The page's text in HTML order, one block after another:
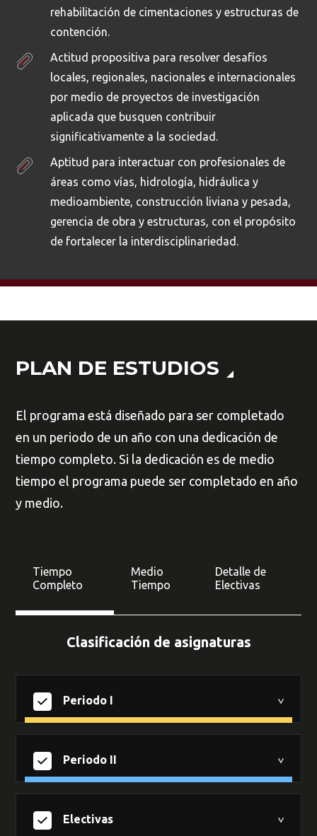
rehabilitación de cimentaciones y estructuras de
contención.
Actitud propositiva para resolver desafíos
locales, regionales, nacionales e internacionales
por medio de proyectos de investigación
aplicada que busquen contribuir
significativamente a la sociedad.
Aptitud para interactuar con profesionales de
áreas como vías, hidrología, hidráulica y
medioambiente, construcción liviana y pesada,
gerencia de obra y estructuras, con el propósito
de fortalecer la interdisciplinariedad.
PLAN DE ESTUDIOS
El programa está diseñado para ser completado
en un periodo de un año con una dedicación de
tiempo completo. Si la dedicación es de medio
tiempo el programa puede ser completado en año
y medio.
Tiempo
Completo
Medio
Tiempo
Detalle de
Electivas
Clasificación de asignaturas
Periodo I
Periodo II
Electivas